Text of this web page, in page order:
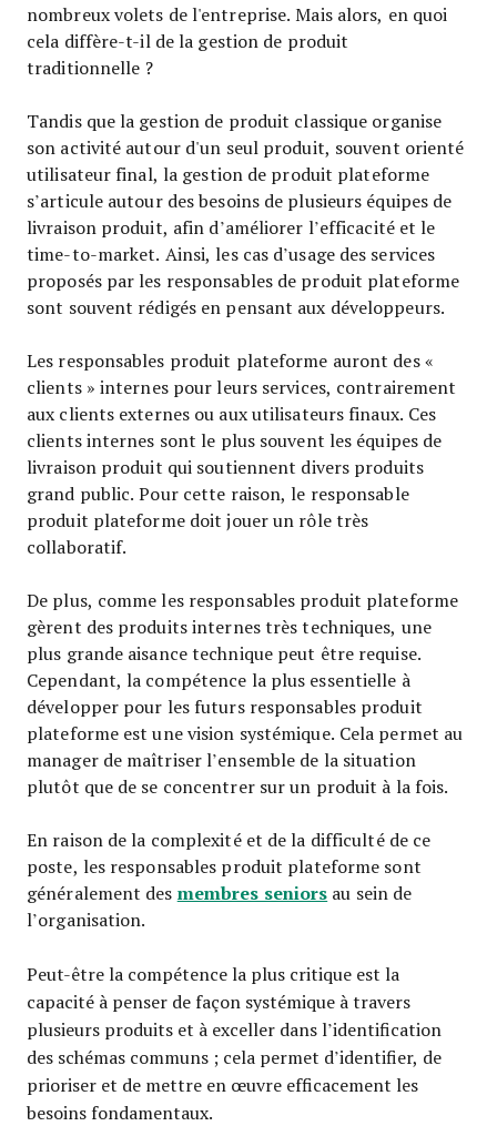
nombreux volets de l'entreprise. Mais alors, en quoi
cela diffère-t-il de la gestion de produit
traditionnelle ?
Tandis que la gestion de produit classique organise
son activité autour d'un seul produit, souvent orienté
utilisateur final, la gestion de produit plateforme
s’articule autour des besoins de plusieurs équipes de
livraison produit, afin d’améliorer l’efficacité et le
time-to-market. Ainsi, les cas d’usage des services
proposés par les responsables de produit plateforme
sont souvent rédigés en pensant aux développeurs.
Les responsables produit plateforme auront des «
clients » internes pour leurs services, contrairement
aux clients externes ou aux utilisateurs finaux. Ces
clients internes sont le plus souvent les équipes de
livraison produit qui soutiennent divers produits
grand public. Pour cette raison, le responsable
produit plateforme doit jouer un rôle très
collaboratif.
De plus, comme les responsables produit plateforme
gèrent des produits internes très techniques, une
plus grande aisance technique peut être requise.
Cependant, la compétence la plus essentielle à
développer pour les futurs responsables produit
plateforme est une vision systémique. Cela permet au
manager de maîtriser l’ensemble de la situation
plutôt que de se concentrer sur un produit à la fois.
En raison de la complexité et de la difficulté de ce
poste, les responsables produit plateforme sont
généralement des membres seniors au sein de
l’organisation.
Peut-être la compétence la plus critique est la
capacité à penser de façon systémique à travers
plusieurs produits et à exceller dans l’identification
des schémas communs ; cela permet d’identifier, de
prioriser et de mettre en œuvre efficacement les
besoins fondamentaux.